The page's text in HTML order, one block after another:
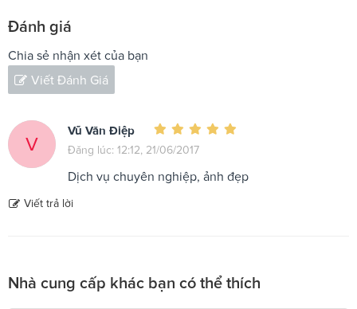
Đánh giá
Chia sẻ nhận xét của bạn
Viết Đánh Giá
V
Vũ Văn Điệp
Đăng lúc: 12:12, 21/06/2017
Dịch vụ chuyên nghiệp, ảnh đẹp
Viết trả lời
Nhà cung cấp khác bạn có thể thích